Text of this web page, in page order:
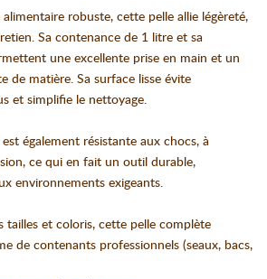
alimentaire robuste, cette pelle allie légèreté,
Sa contenance de 1 litre et sa
une excellente prise en main et un
de matière. Sa surface lisse évite
et simplifie le nettoyage.
est également résistante aux chocs, à
ce qui en fait un outil durable,
environnements exigeants.
tailles et coloris, cette pelle complète
de contenants professionnels (seaux, bacs,